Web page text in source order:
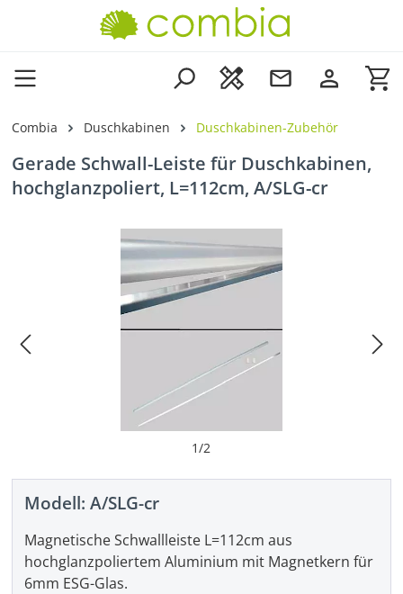
Zum Hauptinhalt springen
Combia Duschkabinen Duschkabinen-Zubehör
Gerade Schwall-Leiste für Duschkabinen,
hochglanzpoliert, L=112cm, A/SLG-cr
Bildergalerie überspringen
1/2
Modell: A/SLG-cr
Magnetische Schwallleiste L=112cm aus
hochglanzpoliertem Aluminium mit Magnetkern für
6mm ESG-Glas.